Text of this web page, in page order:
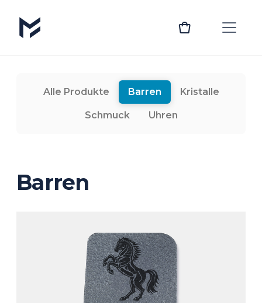
Alle Produkte Barren Kristalle
Schmuck Uhren
Barren